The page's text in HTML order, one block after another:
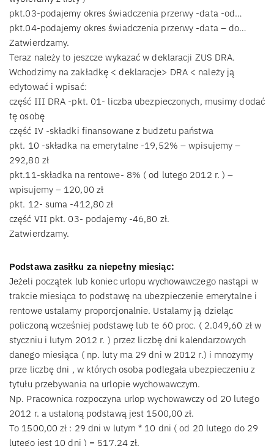
pkt.03-podajemy okres świadczenia przerwy -data -od…
pkt.04-podajemy okres świadczenia przerwy -data – do…
Zatwierdzamy.
Teraz należy to jeszcze wykazać w deklaracji ZUS DRA.
Wchodzimy na zakładkę < deklaracje> DRA < należy ją
edytować i wpisać:
część III DRA -pkt. 01- liczba ubezpieczonych, musimy dodać
tę osobę
część IV -składki finansowane z budżetu państwa
pkt. 10 -składka na emerytalne -19,52% – wpisujemy –
292,80 zł
pkt.11-składka na rentowe- 8% ( od lutego 2012 r. ) –
wpisujemy – 120,00 zł
pkt. 12- suma -412,80 zł
część VII pkt. 03- podajemy -46,80 zł.
Zatwierdzamy.
Podstawa zasiłku za niepełny miesiąc:
Jeżeli początek lub koniec urlopu wychowawczego nastąpi w
trakcie miesiąca to podstawę na ubezpieczenie emerytalne i
rentowe ustalamy proporcjonalnie. Ustalamy ją dzieląc
policzoną wcześniej podstawę lub te 60 proc. ( 2.049,60 zł w
styczniu i lutym 2012 r. ) przez liczbę dni kalendarzowych
danego miesiąca ( np. luty ma 29 dni w 2012 r.) i mnożymy
prze liczbę dni , w których osoba podlegała ubezpieczeniu z
tytułu przebywania na urlopie wychowawczym.
Np. Pracownica rozpoczyna urlop wychowawczy od 20 lutego
2012 r. a ustaloną podstawą jest 1500,00 zł.
To 1500,00 zł : 29 dni w lutym * 10 dni ( od 20 lutego do 29
lutego jest 10 dni ) = 517,24 zł.